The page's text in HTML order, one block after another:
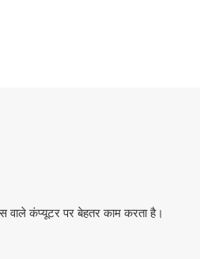
कंप्यूटर पर बेहतर काम करता है।